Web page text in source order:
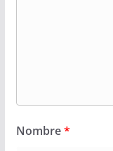
Nombre*